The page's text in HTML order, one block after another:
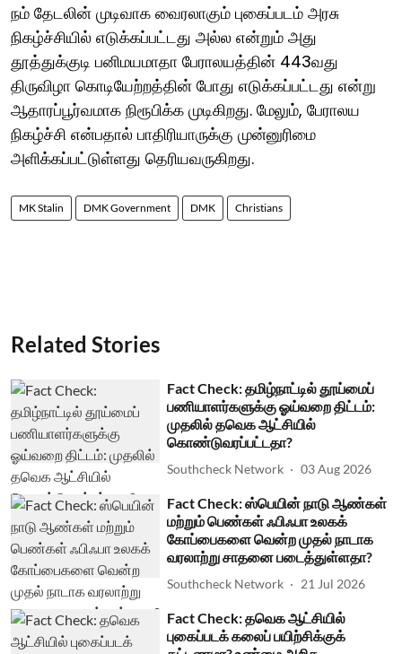
நம் தேடலின் முடிவாக வைரலாகும் புகைப்படம் அரசு
நிகழ்ச்சியில் எடுக்கப்பட்டது அல்ல என்றும் அது
தூத்துக்குடி பனிமயமாதா பேராலயத்தின் 443வது
திருவிழா கொடியேற்றத்தின் போது எடுக்கப்பட்டது என்று
ஆதாரப்பூர்வமாக நிரூபிக்க முடிகிறது. மேலும், பேராலய
நிகழ்ச்சி என்பதால் பாதிரியாருக்கு முன்னுரிமை
அளிக்கப்பட்டுள்ளது தெரியவருகிறது.
MK Stalin DMK Government DMK Christians
Related Stories
Fact Check: தமிழ்நாட்டில் தூய்மைப்
பணியாளர்களுக்கு ஓய்வறை திட்டம்:
முதலில் தவெக ஆட்சியில்
கொண்டுவரப்பட்டதா?
Southcheck Network 03 Aug 2026
Fact Check: ஸ்பெயின் நாடு ஆண்கள்
மற்றும் பெண்கள் ஃபிஃபா உலகக்
கோப்பைகளை வென்ற முதல் நாடாக
வரலாற்று சாதனை படைத்துள்ளதா?
Southcheck Network 21 Jul 2026
Fact Check: தவெக ஆட்சியில்
புகைப்படக் கலைப் பயிற்சிக்குக்